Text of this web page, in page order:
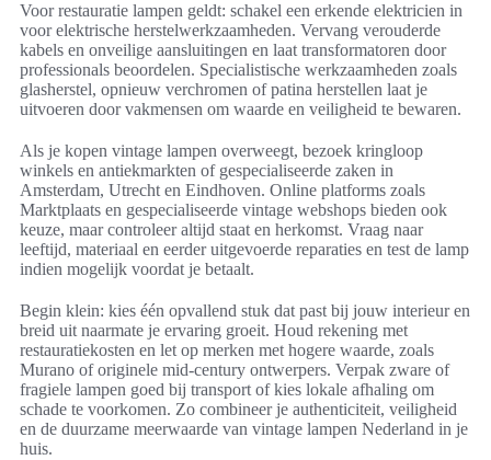
Voor restauratie lampen geldt: schakel een erkende elektricien in
voor elektrische herstelwerkzaamheden. Vervang verouderde
kabels en onveilige aansluitingen en laat transformatoren door
professionals beoordelen. Specialistische werkzaamheden zoals
glasherstel, opnieuw verchromen of patina herstellen laat je
uitvoeren door vakmensen om waarde en veiligheid te bewaren.
Als je kopen vintage lampen overweegt, bezoek kringloop
winkels en antiekmarkten of gespecialiseerde zaken in
Amsterdam, Utrecht en Eindhoven. Online platforms zoals
Marktplaats en gespecialiseerde vintage webshops bieden ook
keuze, maar controleer altijd staat en herkomst. Vraag naar
leeftijd, materiaal en eerder uitgevoerde reparaties en test de lamp
indien mogelijk voordat je betaalt.
Begin klein: kies één opvallend stuk dat past bij jouw interieur en
breid uit naarmate je ervaring groeit. Houd rekening met
restauratiekosten en let op merken met hogere waarde, zoals
Murano of originele mid-century ontwerpers. Verpak zware of
fragiele lampen goed bij transport of kies lokale afhaling om
schade te voorkomen. Zo combineer je authenticiteit, veiligheid
en de duurzame meerwaarde van vintage lampen Nederland in je
huis.